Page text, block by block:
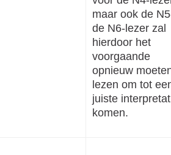
maar ook de
de N6-lezer zal
hierdoor het
voorgaande
opnieuw
lezen om tot
juiste
komen.